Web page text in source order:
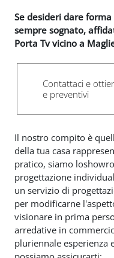
Se desideri dare
sempre sognato,
Porta Tv vicino a
Contattaci e
e preventivi
Il nostro compito è
della tua casa
pratico, siamo
progettazione
un servizio di
per modificarne
visionare in prima
arredative in
pluriennale esperienza